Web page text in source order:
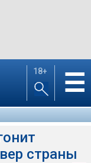
18+ ☰
страны